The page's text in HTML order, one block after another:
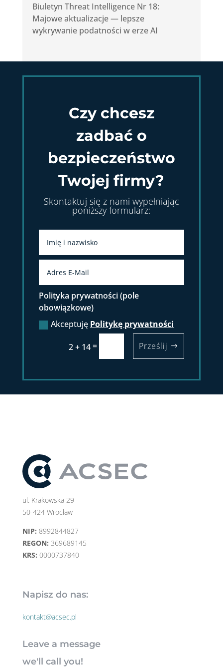
Biuletyn Threat Intelligence Nr 18:
Majowe aktualizacje — lepsze
wykrywanie podatności w erze AI
Czy chcesz
zadbać o
bezpieczeństwo
Twojej firmy?
Skontaktuj się z nami wypełniając
poniższy formularz:
Polityka prywatności (pole
obowiązkowe)
Akceptuję Politykę prywatności
2 + 14= Prześlij
ul. Krakowska 29
50-424 Wrocław
NIP: 8992844827
REGON: 369689145
KRS: 0000737840
Napisz do nas:
kontakt@acsec.pl
Leave a message
we'll call you!